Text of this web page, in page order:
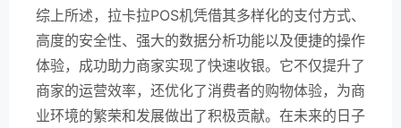
综上所述，拉卡拉POS机凭借其多样化的支付方式、
高度的安全性、强大的数据分析功能以及便捷的操作
体验，成功助力商家实现了快速收银。它不仅提升了
商家的运营效率，还优化了消费者的购物体验，为商
业环境的繁荣和发展做出了积极贡献。在未来的日子